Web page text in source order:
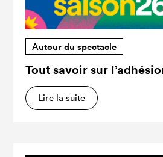
Autour du spectacle
Tout savoir sur
Lire la suite